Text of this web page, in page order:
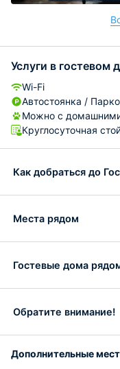
Услуги в гостевом
Wi-Fi
Автостоянка /
Можно с
Круглосуточная
Как добраться до
Места рядом
Гостевые дома
Обратите внимание!
Дополнительные